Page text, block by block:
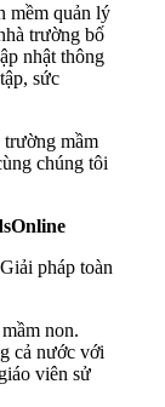
mềm quản lý
trường bố
nhật thông
sức
mầm
chúng tôi
pháp toàn
non.
cả nước với
viên sử